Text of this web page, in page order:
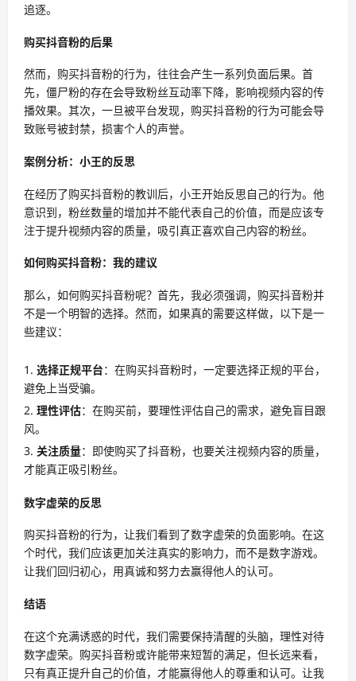
追逐。
购买抖音粉的后果
然而，购买抖音粉的行为，往往会产生一系列负面后果。首
先，僵尸粉的存在会导致粉丝互动率下降，影响视频内容的传
播效果。其次，一旦被平台发现，购买抖音粉的行为可能会导
致账号被封禁，损害个人的声誉。
案例分析：小王的反思
在经历了购买抖音粉的教训后，小王开始反思自己的行为。他
意识到，粉丝数量的增加并不能代表自己的价值，而是应该专
注于提升视频内容的质量，吸引真正喜欢自己内容的粉丝。
如何购买抖音粉：我的建议
那么，如何购买抖音粉呢？首先，我必须强调，购买抖音粉并
不是一个明智的选择。然而，如果真的需要这样做，以下是一
些建议：
选择正规平台：在购买抖音粉时，一定要选择正规的平台，
避免上当受骗。
理性评估：在购买前，要理性评估自己的需求，避免盲目跟
风。
关注质量：即使购买了抖音粉，也要关注视频内容的质量，
才能真正吸引粉丝。
数字虚荣的反思
购买抖音粉的行为，让我们看到了数字虚荣的负面影响。在这
个时代，我们应该更加关注真实的影响力，而不是数字游戏。
让我们回归初心，用真诚和努力去赢得他人的认可。
结语
在这个充满诱惑的时代，我们需要保持清醒的头脑，理性对待
数字虚荣。购买抖音粉或许能带来短暂的满足，但长远来看，
只有真正提升自己的价值，才能赢得他人的尊重和认可。让我